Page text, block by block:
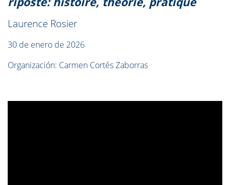
Laurence Rosier
30 de enero de 2026
Organización: Carmen Cortés Zaborras